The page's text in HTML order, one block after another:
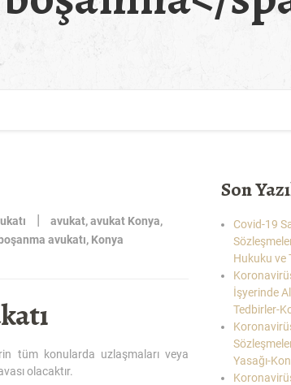
| avukat,avukat Konya,
avukatı, Konya
tüm konularda uzlaşmaları veya
olacaktır.
Son
Covid-19
Hukuku ve
İşyerinde
Tedbirler-
Yasağı-